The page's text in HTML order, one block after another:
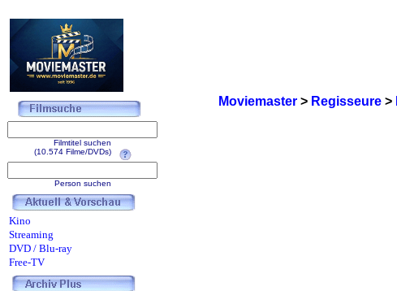
Moviemaster> Regisseure>
Filmtitel suchen
(10.574 Filme/DVDs)
Person suchen
Kino
Streaming
DVD / Blu-ray
Free-TV